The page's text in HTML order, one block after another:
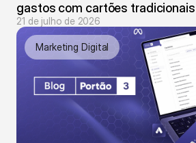
gastos com cartões tradicionais
21 de julho de 2026
Marketing Digital